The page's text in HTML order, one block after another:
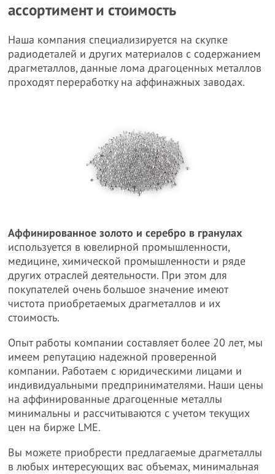
ассортимент и стоимость
Наша компания специализируется на скупке
радиодеталей и других материалов с содержанием
драгметаллов, данные лома драгоценных металлов
проходят переработку на аффинажных заводах.
Аффинированное золото и серебро в гранулах
используется в ювелирной промышленности,
медицине, химической промышленности и ряде
других отраслей деятельности. При этом для
покупателей очень большое значение имеют
чистота приобретаемых драгметаллов и их
стоимость.
Опыт работы компании составляет более 20 лет, мы
имеем репутацию надежной проверенной
компании. Работаем с юридическими лицами и
индивидуальными предпринимателями. Наши цены
на аффинированные драгоценные металлы
минимальны и рассчитываются с учетом текущих
цен на бирже LME.
Вы можете приобрести предлагаемые драгметаллы
в любых интересующих вас объемах, минимальная